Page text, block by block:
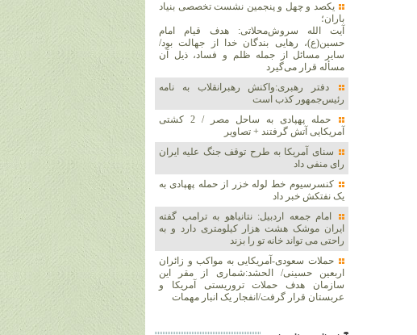
یکصد و چهل و پنجمین نشست تخصصی بنیاد
باران؛
آیت الله سروش‌محلاتی: هدف قیام امام
حسین(ع)، رهایی بندگان خدا از جهالت بود/
سایر مسائل از جمله ظلم و فساد، ذیل آن
مسأله قرار می‌گیرد
دفتر رهبری:واکنش رهبرانقلاب به نامه
رئیس‌جمهور کذب است
حمله پهپادی به ساحل مصر / 2 کشتی
آمریکایی آتش گرفتند + تصاویر
سنای آمریکا به طرح توقف جنگ علیه ایران
رای منفی داد
کنسرسیوم خط لوله خزر از حمله پهپادی به
یک نفتکش خبر داد
امام جمعه اردبیل: نتانیاهو به ترامپ گفته
ایران موشک هشت هزار کیلومتری دارد و به
راحتی می تواند خانه تو را بزند
حملات سعودی-آمریکایی به مواکب و زائران
اربعین حسینی/ الحشد:شماری از مقر این
سازمان هدف حملات تروریستی آمریکا و
عربستان قرار گرفت/انفجار یک انبار مهمات